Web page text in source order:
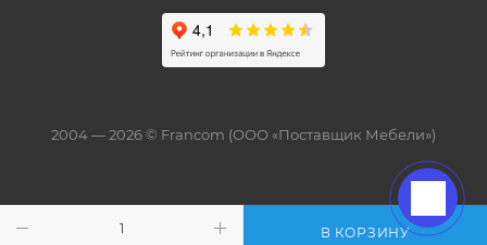
В КОРЗИНУ
2004 — 2026 © Francom (ООО «Поставщик Мебели»)